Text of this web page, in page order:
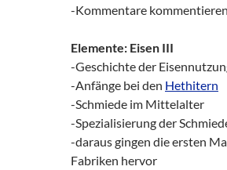
-Kommentare kommentieren
Elemente: Eisen III
-Geschichte der
-Anfänge bei den Hethitern
-Schmiede im Mittelalter
-Spezialisierung der
-daraus gingen die ersten
Fabriken hervor